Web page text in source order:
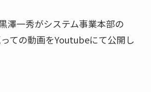
澤一秀がシステム事業本部の
ての動画をYoutubeにて公開し